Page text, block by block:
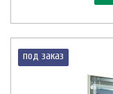
под заказ